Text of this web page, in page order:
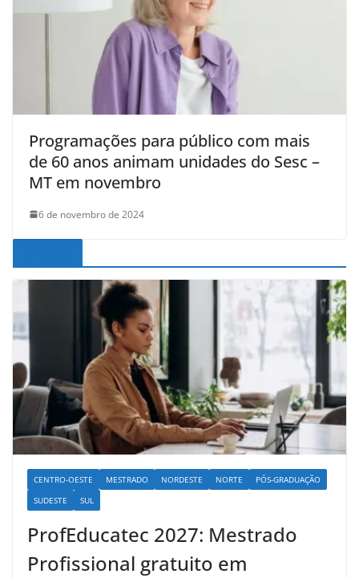
Programações para público com mais
de 60 anos animam unidades do Sesc –
MT em novembro
6 de novembro de 2024
CENTRO-OESTE MESTRADO NORDESTE NORTE
PÓS-GRADUAÇÃO
SUDESTE
SUL
ProfEducatec 2027: Mestrado
Profissional gratuito em